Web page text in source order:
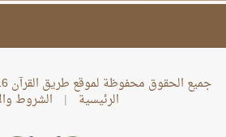
جميع الحقوق محفوظة لموقع طريق القرآن 2016-2026 ©
الرئيسية | الشروط